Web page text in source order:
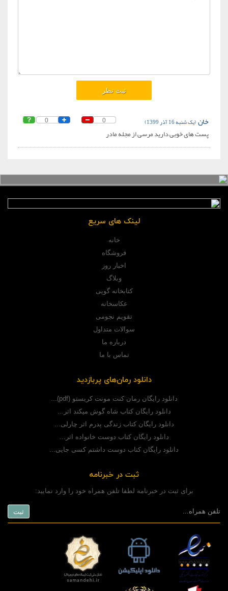
0 0 خان(یک شنبه 16 آذر 1399)
پست های خوبی دارید مرسی از مجله مادر
لینک های سریع
خانه
فروشگاه
اخبار روز
وبلاگ
کتابخانه گوپی
عکاسخانه
تقویم نجومی
سوالات متداول
درباره ما
تماس با ما
دانلود رمان‌های پربازدید
دانلود رایگان رمان کنت مونت کریستو (pdf)...
دانلود رایگان کتاب شاه گوش میکند اثر...
دانلود رایگان کتاب زندگی پدرم اثر چارلی...
دانلود رایگان کتاب دوست خانواده اثر...
دانلود رایگان کتاب دوست داشتم کسی جایی...
ثبت در خبرنامه
برای ثبت در خبرنامه لطفا تلفن همراه خود را وارد نمایید: